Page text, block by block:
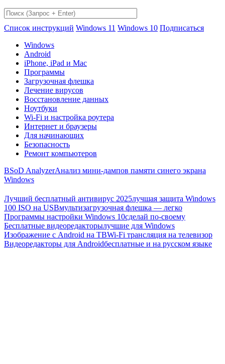
Список инструкций Windows 11 Windows 10 Подписаться
Windows
Android
iPhone, iPad и Mac
Программы
Загрузочная флешка
Лечение вирусов
Восстановление данных
Ноутбуки
Wi-Fi и настройка роутера
Интернет и браузеры
Для начинающих
Безопасность
Ремонт компьютеров
BSoD AnalyzerАнализ мини-дампов памяти синего экрана
Windows
Лучший бесплатный антивирус 2025лучшая защита Windows
100 ISO на USBмультизагрузочная флешка — легко
Программы настройки Windows 10сделай по-своему
Бесплатные видеоредакторылучшие для Windows
Изображение с Android на ТВWi-Fi трансляция на телевизор
Видеоредакторы для Androidбесплатные и на русском языке